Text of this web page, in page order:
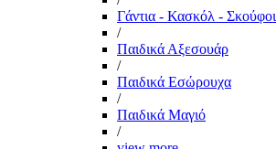
Γάντια - Κασκόλ - Σκούφοι
/
Παιδικά Αξεσουάρ
/
Παιδικά Εσώρουχα
/
Παιδικά Μαγιό
/